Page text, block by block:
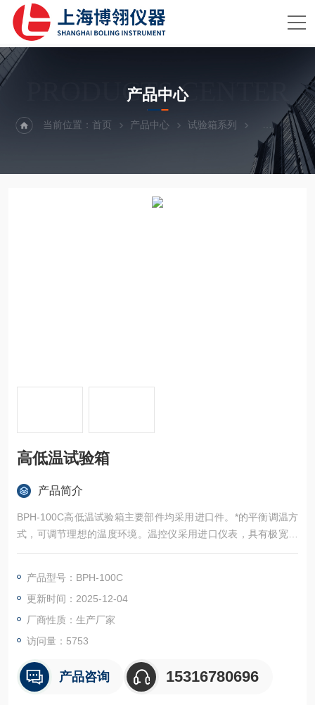
PRODUCTS CENTER
产品中心
当前位置：首页 产品中心 试验箱系列 高低温（交
高低温试验箱
产品简介
BPH-100C高低温试验箱主要部件均采用进口件。*的平衡调温方
式，可调节理想的温度环境。温控仪采用进口仪表，具有极宽的
温度控制范围，数字式显示，读数方便。
产品型号：BPH-100C
更新时间：2025-12-04
厂商性质：生产厂家
访问量：5753
产品咨询 15316780696